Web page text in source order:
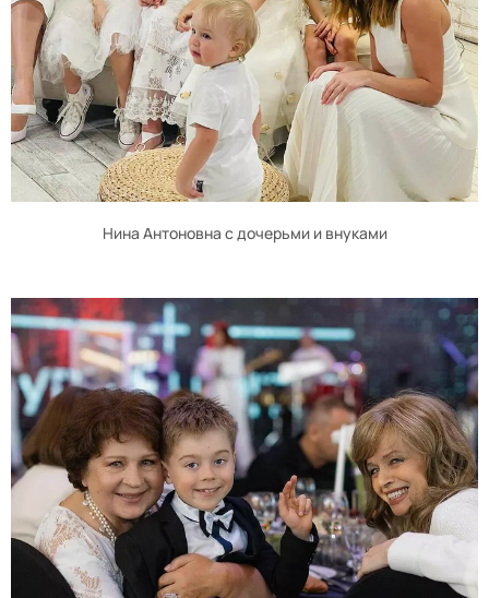
Нина Антоновна с дочерьми и внуками